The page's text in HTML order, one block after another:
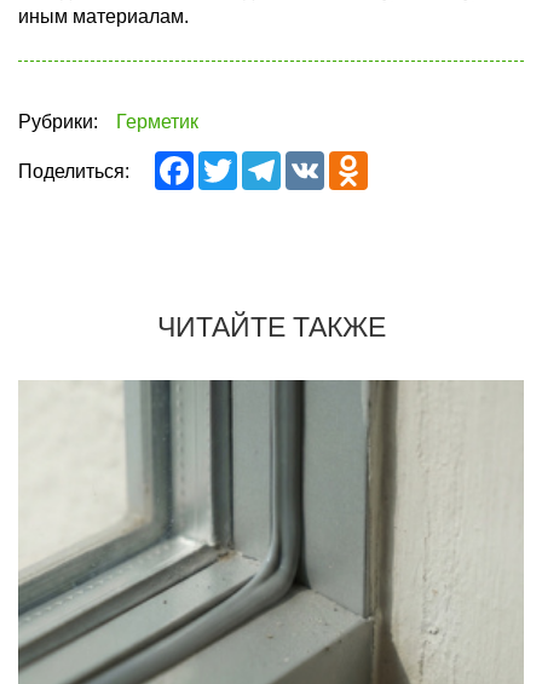
иным материалам.
Рубрики: Герметик
Поделиться: Facebook
TwitterTelegram
VK
ЧИТАЙТЕ ТАКЖЕ